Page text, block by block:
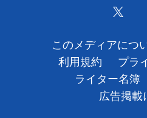
このメディアにつ
利用規約
プラ
ライター名簿
広告掲載